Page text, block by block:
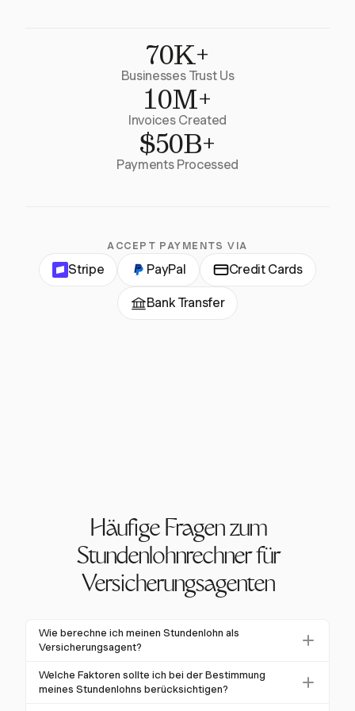
70K+
Businesses Trust Us
10M+
Invoices Created
$50B+
Payments Processed
ACCEPT PAYMENTS VIA
Stripe PayPal Credit Cards
Bank Transfer
Häufige Fragen zum
Stundenlohnrechner für
Versicherungsagenten
Wie berechne ich meinen Stundenlohn als
Versicherungsagent?
Die Berechnung Ihres Stundenlohns als
Versicherungsagent umfasst die Umwandlung Ihres
Welche Faktoren sollte ich bei der Bestimmung
meines Stundenlohns berücksichtigen?